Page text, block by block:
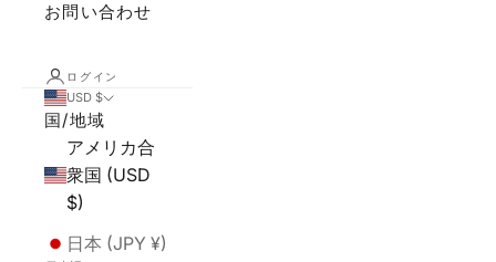
お問い合わせ
ログイン
USD $
国/地域
アメリカ合
衆国 (USD
$)
日本 (JPY ¥)